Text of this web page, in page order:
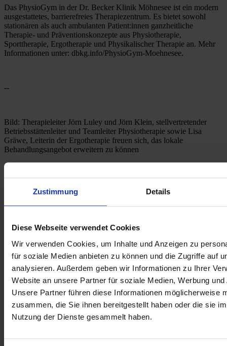
Zustimmung Details
Diese Webseite verwendet Cookies
Wir verwenden Cookies, um Inhalte und Anzeigen zu
für soziale Medien anbieten zu können und die Zugriffe auf
analysieren. Außerdem geben wir Informationen zu Ihrer
Website an unsere Partner für soziale Medien, Werbung
Unsere Partner führen diese Informationen möglicherweise
zusammen, die Sie ihnen bereitgestellt haben oder die sie
Nutzung der Dienste gesammelt haben.
Das PhysioGym in der Dr. Becker Klinik Möhnesee ist ein modern
ausgestattetes, barrierefreies Therapiezentrum. Es bietet sowohl
stationären als auch ambulanten Patient:innen ganzheitliche
Therapie- und Präventionskonzepte aus Physiotherapie,
Sporttherapie, Ergotherapie und Physikalischer Therapie an. Mehr
Informationen unter: dbkg.info/PhysioGym-Moehnesee.
--
Bild: Therapieleiter Jörn Luley und Jörn Klein, stellvertretender
Betriebsstättenleiter und Teamleiter Physiotherapie sowie Lisa
Gräwe, Leiterin der Ergotherapie freuen sich, das lokale
Behandlungsangebot erweitern zu können
Dr. Becker PhysioGym